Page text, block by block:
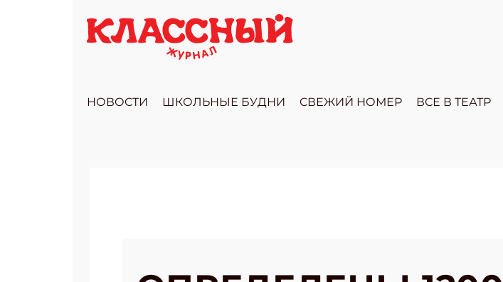
НОВОСТИ ШКОЛЬНЫЕ БУДНИ СВЕЖИЙ НОМЕР ВСЕ В ТЕАТР